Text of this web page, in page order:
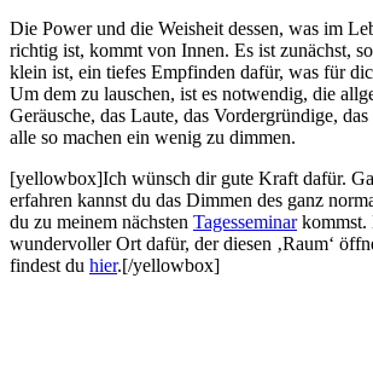
Die Power und die Weisheit dessen, was im
richtig ist, kommt von Innen. Es ist zunächst,
klein ist, ein tiefes Empfinden dafür, was für
Um dem zu lauschen, ist es notwendig, die
Geräusche, das Laute, das Vordergründige,
alle so machen ein wenig zu dimmen.
[yellowbox]Ich wünsch dir gute Kraft dafür.
erfahren kannst du das Dimmen des ganz
du zu meinem nächsten Tagesseminarkommst.
wundervoller Ort dafür, der diesen ‚Raum‘
findest du hier.[/yellowbox]